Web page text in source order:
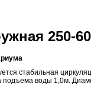
250-
стабильная
воды 1,0м.